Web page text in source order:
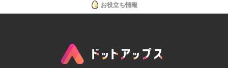
お役立ち情報